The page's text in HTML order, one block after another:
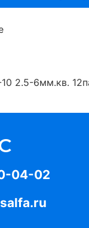
2.5-6мм.кв.
04-02